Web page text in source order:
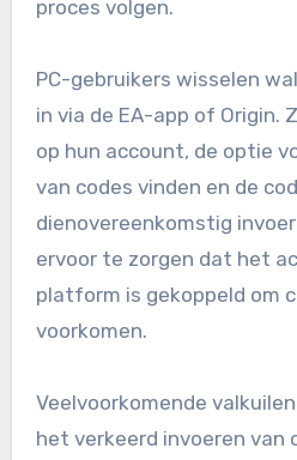
proces volgen.
PC-gebruikers wisselen
in via de EA-app of Origin.
op hun account, de optie
van codes vinden en de
dienovereenkomstig
ervoor te zorgen dat het
platform is gekoppeld om
voorkomen.
Veelvoorkomende
het verkeerd invoeren van